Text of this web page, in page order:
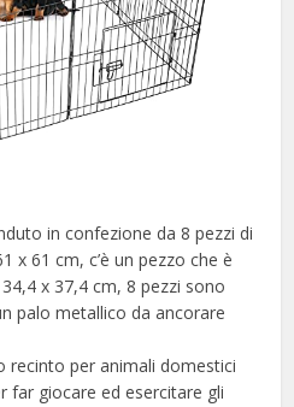
in confezione da 8 pezzi di
x 61 cm, c’è un pezzo che è
x 37,4 cm, 8 pezzi sono
palo metallico da ancorare
recinto per animali domestici
far giocare ed esercitare gli